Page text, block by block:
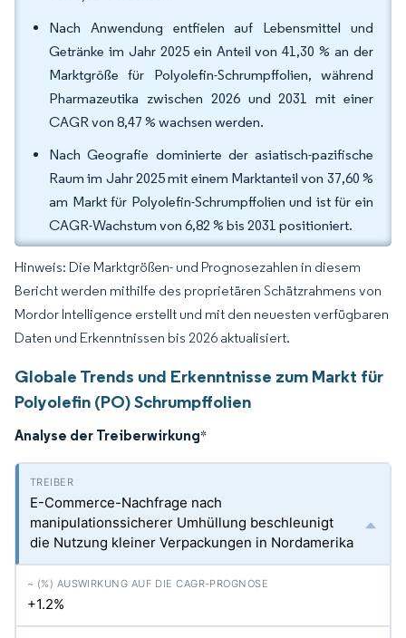
Nach Anwendung entfielen auf Lebensmittel und
Getränke im Jahr 2025 ein Anteil von 41,30 % an der
Marktgröße für Polyolefin-Schrumpffolien, während
Pharmazeutika zwischen 2026 und 2031 mit einer
CAGR von 8,47 % wachsen werden.
Nach Geografie dominierte der asiatisch-pazifische
Raum im Jahr 2025 mit einem Marktanteil von 37,60 %
am Markt für Polyolefin-Schrumpffolien und ist für ein
CAGR-Wachstum von 6,82 % bis 2031 positioniert.
Hinweis: Die Marktgrößen- und Prognosezahlen in diesem
Bericht werden mithilfe des proprietären Schätzrahmens von
Mordor Intelligence erstellt und mit den neuesten verfügbaren
Daten und Erkenntnissen bis 2026 aktualisiert.
Globale Trends und Erkenntnisse zum Markt für
Polyolefin (PO) Schrumpffolien
Analyse der Treiberwirkung*
E-Commerce-Nachfrage nach
manipulationssicherer Umhüllung beschleunigt
die Nutzung kleiner Verpackungen in Nordamerika
+1.2%